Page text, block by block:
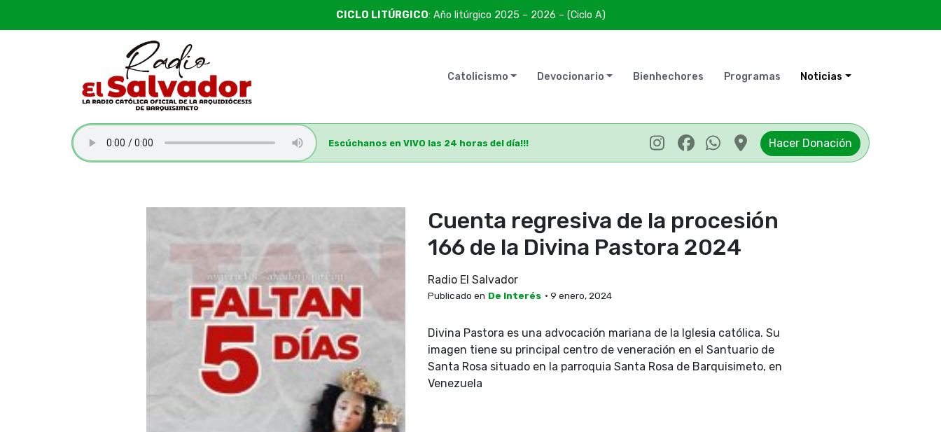
CICLO LITÚRGICO: Año litúrgico 2025 – 2026 – (Ciclo A)
Catolicismo Devocionario Bienhechores Programas Noticias
Escúchanos en VIVO las 24 horas del día!!! Hacer Donación
Cuenta regresiva de la procesión
166 de la Divina Pastora 2024
Radio El Salvador
Publicado en De Interés • 9 enero, 2024
Divina Pastora es una advocación mariana de la Iglesia católica. Su
imagen tiene su principal centro de veneración en el Santuario de
Santa Rosa situado en la parroquia Santa Rosa de Barquisimeto, en
Venezuela